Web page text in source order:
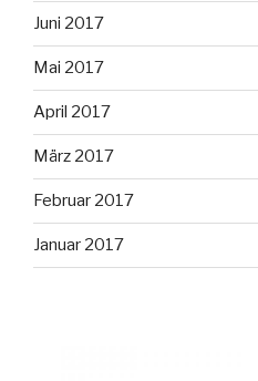
Juni 2017
Mai 2017
April 2017
März 2017
Februar 2017
Januar 2017